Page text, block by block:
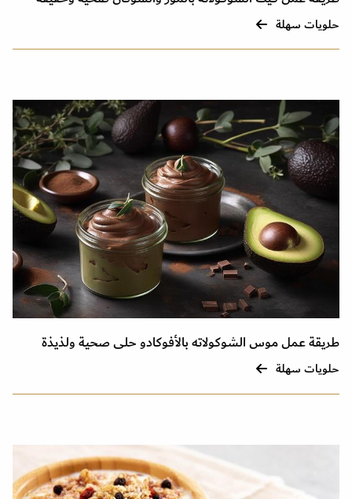
حلويات سهلة
طريقة عمل موس الشوكولاته بالأفوكادو حلى صحية ولذيذة
حلويات سهلة